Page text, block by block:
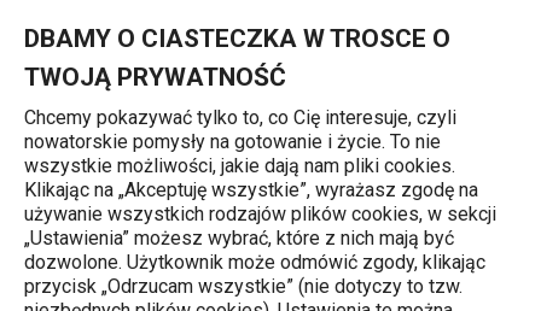
DBAMY O CIASTECZKA W TROSCE O
TWOJĄ PRYWATNOŚĆ
Chcemy pokazywać tylko to, co Cię interesuje, czyli
nowatorskie pomysły na gotowanie i życie. To nie
wszystkie możliwości, jakie dają nam pliki cookies.
Klikając na „Akceptuję wszystkie”, wyrażasz zgodę na
używanie wszystkich rodzajów plików cookies, w sekcji
„Ustawienia” możesz wybrać, które z nich mają być
dozwolone. Użytkownik może odmówić zgody, klikając
przycisk „Odrzucam wszystkie” (nie dotyczy to tzw.
Serwowanie tortów i ciastek
Noże i łopatki do tortów
Wysokiej jakości łopatki do tortów ze stali nierdzewnej i
nowoczesne łopatki z tworzywa sztucznego. W naszej